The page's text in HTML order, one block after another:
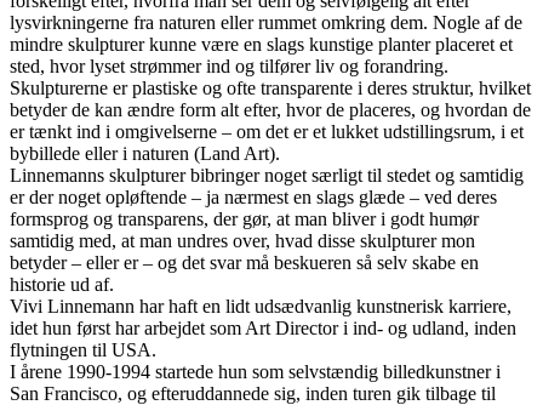
lysvirkningerne fra naturen eller rummet omkring dem. Nogle af de
mindre skulpturer kunne være en slags kunstige planter placeret et
sted, hvor lyset strømmer ind og tilfører liv og forandring.
Skulpturerne er plastiske og ofte transparente i deres struktur, hvilket
betyder de kan ændre form alt efter, hvor de placeres, og hvordan de
er tænkt ind i omgivelserne – om det er et lukket udstillingsrum, i et
bybillede eller i naturen (Land Art).
Linnemanns skulpturer bibringer noget særligt til stedet og samtidig
er der noget opløftende – ja nærmest en slags glæde – ved deres
formsprog og transparens, der gør, at man bliver i godt humør
samtidig med, at man undres over, hvad disse skulpturer mon
betyder – eller er – og det svar må beskueren så selv skabe en
historie ud af.
Vivi Linnemann har haft en lidt udsædvanlig kunstnerisk karriere,
idet hun først har arbejdet som Art Director i ind- og udland, inden
flytningen til USA.
I årene 1990-1994 startede hun som selvstændig billedkunstner i
San Francisco, og efteruddannede sig, inden turen gik tilbage til